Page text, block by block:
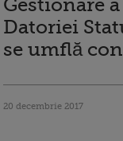
Gestionare a
Datoriei
se umflă
20 decembrie 2017